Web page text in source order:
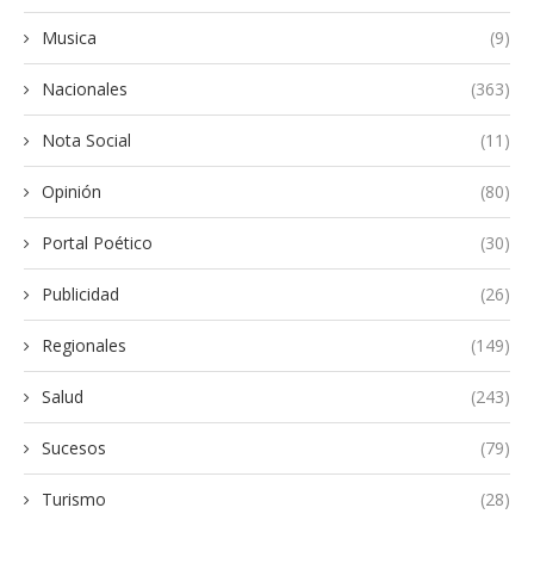
Musica (9)
Nacionales (363)
Nota Social (11)
Opinión (80)
Portal Poético (30)
Publicidad (26)
Regionales (149)
Salud (243)
Sucesos (79)
Turismo (28)